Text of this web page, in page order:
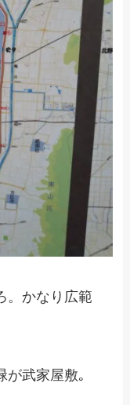
。かなり広範
が武家屋敷｡